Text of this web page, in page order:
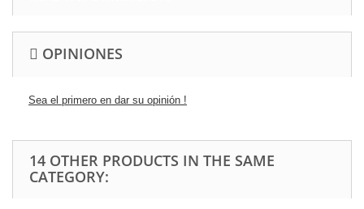
OPINIONES
Sea el primero en dar su opinión !
14 OTHER PRODUCTS IN THE SAME
CATEGORY: